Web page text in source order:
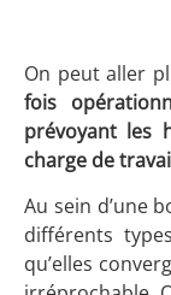
On peut aller
fois
prévoyant les
charge de
Au sein d’une
différents
qu’elles